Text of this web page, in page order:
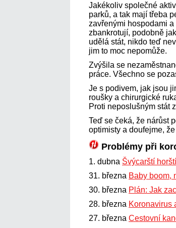
Jakékoliv společné
parků, a tak mají třeba
zavřenými hospodami
zbankrotují, podobně
udělá stát, nikdo teď
jim to moc nepomůže.
Zvýšila se
práce. Všechno se
Je s podivem, jak jsou
roušky a chirurgické
Proti neposlušným stát
Teď se čeká, že nárůst
optimisty a doufejme,
Problémy při
1. dubna Švýcarští
31. března Baby boom,
30. března Plán: Jak
28. března Koronavirus
27. března Cestovní